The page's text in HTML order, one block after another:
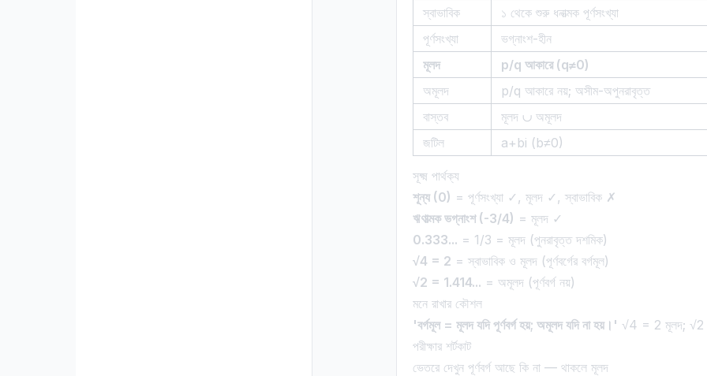
স্বাভাবিক
১ থেকে শুরু ধনাত্মক পূর্ণসংখ্যা
পূর্ণসংখ্যা
ভগ্নাংশ-হীন
মূলদ
p/q আকারে (q≠0)
অমূলদ
p/q আকারে নয়; অসীম-অপুনরাবৃত্ত
বাস্তব
মূলদ ∪ অমূলদ
জটিল
a+bi (b≠0)
সূক্ষ্ম পার্থক্য
শূন্য (0) = পূর্ণসংখ্যা ✓, মূলদ ✓, স্বাভাবিক ✗
ঋণাত্মক ভগ্নাংশ (-3/4) = মূলদ ✓
0.333... = 1/3 = মূলদ (পুনরাবৃত্ত দশমিক)
√4 = 2 = স্বাভাবিক ও মূলদ (পূর্ণবর্গের বর্গমূল)
√2 = 1.414... = অমূলদ (পূর্ণবর্গ নয়)
মনে রাখার কৌশল
'বর্গমূল = মূলদ যদি পূর্ণবর্গ হয়; অমূলদ যদি না হয়।' √4 = 2 মূলদ;
পরীক্ষার শর্টকাট
ভেতরে দেখুন পূর্ণবর্গ আছে কি না — থাকলে মূলদ